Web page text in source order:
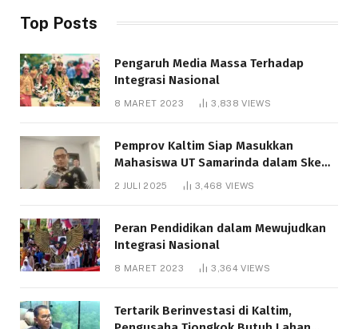
Top Posts
Pengaruh Media Massa Terhadap
Integrasi Nasional
8 MARET 2023 3,838VIEWS
Pemprov Kaltim Siap Masukkan
Mahasiswa UT Samarinda dalam Skema
Bantuan Pendidikan Gratispol
2 JULI 2025 3,468 VIEWS
Peran Pendidikan dalam Mewujudkan
Integrasi Nasional
8 MARET 2023 3,364VIEWS
Tertarik Berinvestasi di Kaltim,